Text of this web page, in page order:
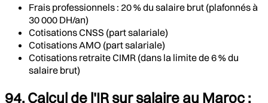
Frais professionnels : 20 % du salaire brut (plafonnés à
30 000 DH/an)
Cotisations CNSS (part salariale)
Cotisations AMO (part salariale)
Cotisations retraite CIMR (dans la limite de 6 % du
salaire brut)
94. Calcul de l'IR sur salaire au Maroc :